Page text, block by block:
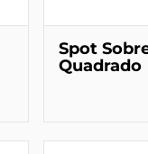
Spot
Quadrado